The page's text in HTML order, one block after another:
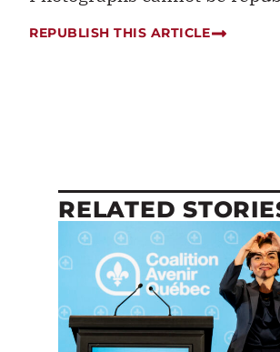
REPUBLISH THIS ARTICLE
RELATED